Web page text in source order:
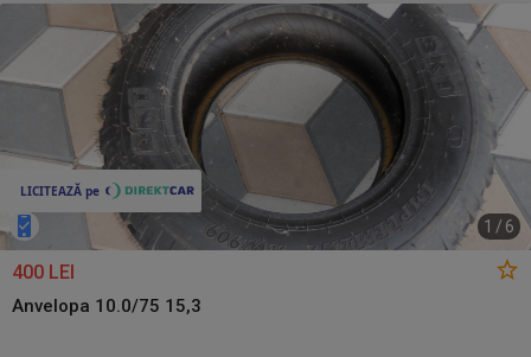
1 / 6
400 LEI
Anvelopa 10.0/75 15,3